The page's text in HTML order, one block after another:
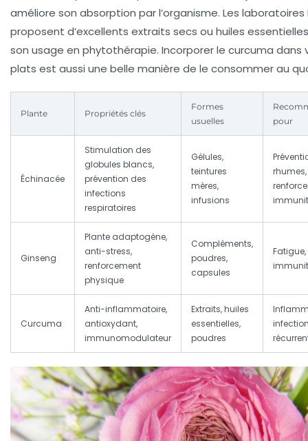
améliore son absorption par l’organisme. Les
proposent d’excellents extraits secs ou huiles
son usage en phytothérapie. Incorporer le curcuma dans
plats est aussi une belle manière de le consommer au
Plante Propriétés clés
Formes
usuelles
pour
Échinacée
Stimulation des
globules blancs,
prévention des
infections
respiratoires
Gélules,
teintures
mères,
infusions
rhumes,
Ginseng
Plante adaptogène,
anti-stress,
renforcement
physique
Compléments,
poudres,
capsules
Fatigue,
Curcuma
Anti-inflammatoire,
antioxydant,
immunomodulateur
Extraits, huiles
essentielles,
poudres